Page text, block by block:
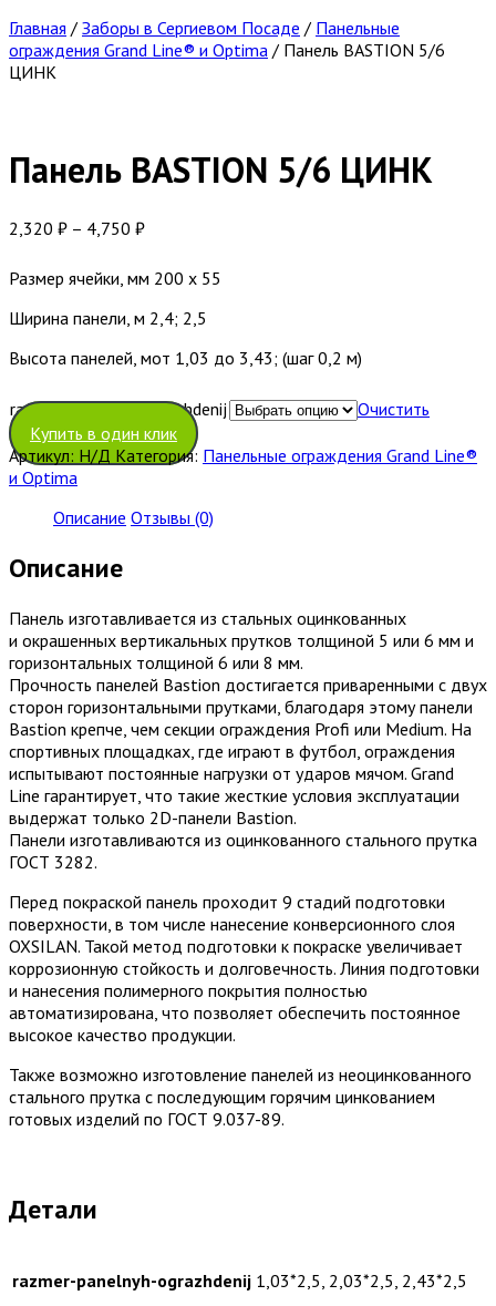
Главная / Заборы в Сергиевом Посаде / Панельные
ограждения Grand Line® и Optima / Панель BASTION 5/6
ЦИНК
Панель BASTION 5/6 ЦИНК
2,320 ₽ – 4,750 ₽
Размер ячейки, мм 200 х 55
Ширина панели, м 2,4; 2,5
Высота панелей, мот 1,03 до 3,43; (шаг 0,2 м)
razmer-panelnyh-ograzhdenij
Очистить
Купить в один клик
Артикул: Н/Д Категория: Панельные ограждения Grand Line®
и Optima
Описание Отзывы (0)
Описание
Панель изготавливается из стальных оцинкованных
и окрашенных вертикальных прутков толщиной 5 или 6 мм и
горизонтальных толщиной 6 или 8 мм.
Прочность панелей Bastion достигается приваренными с двух
сторон горизонтальными прутками, благодаря этому панели
Bastion крепче, чем секции ограждения Profi или Medium. На
спортивных площадках, где играют в футбол, ограждения
испытывают постоянные нагрузки от ударов мячом. Grand
Line гарантирует, что такие жесткие условия эксплуатации
выдержат только 2D-панели Bastion.
Панели изготавливаются из оцинкованного стального прутка
ГОСТ 3282.
Перед покраской панель проходит 9 стадий подготовки
поверхности, в том числе нанесение конверсионного слоя
OXSILAN. Такой метод подготовки к покраске увеличивает
коррозионную стойкость и долговечность. Линия подготовки
и нанесения полимерного покрытия полностью
автоматизирована, что позволяет обеспечить постоянное
высокое качество продукции.
Также возможно изготовление панелей из неоцинкованного
стального прутка с последующим горячим цинкованием
готовых изделий по ГОСТ 9.037-89.
Детали
razmer-panelnyh-ograzhdenij 1,03*2,5, 2,03*2,5, 2,43*2,5